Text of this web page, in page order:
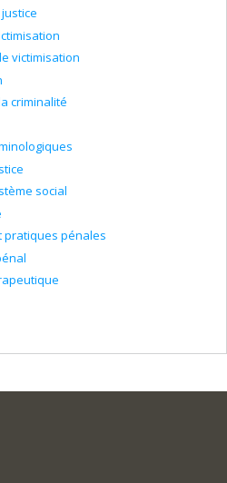
victimisation
criminalité
social
pratiques pénales